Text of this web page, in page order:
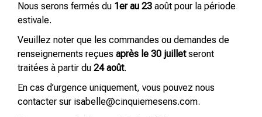
principales matières premières Hespéridées (agrumes)
naturelles et synthétiques.
Contient
Olfactorium de 48 flacons de 2,5 ml (solution alcoolique
concentrée à 5%)
Touches olfactives
Nous serons fermés du 1er au 23 août pour la période
estivale.
Veuillez noter que les commandes ou demandes de
renseignements reçues après le 30 juilletseront
traitées à partir du 24 août.
En cas d’urgence uniquement, vous pouvez nous
contacter sur isabelle@cinquiemesens.com.